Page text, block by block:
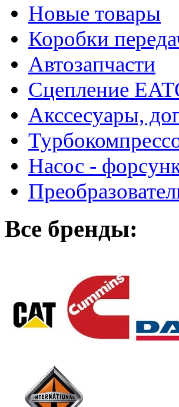
Новые товары
Коробки
Автозапчасти
Сцепление
Акссесуары,
Насос -
Все бренды: